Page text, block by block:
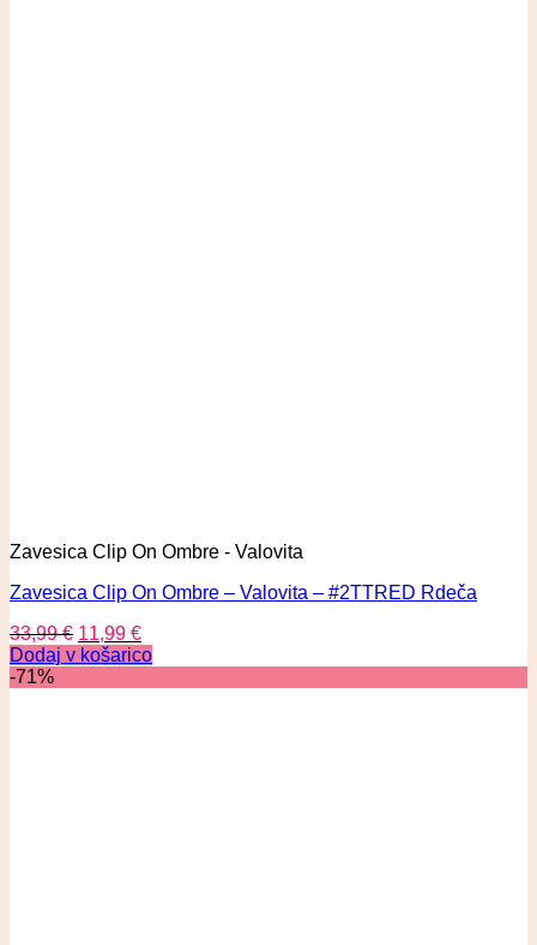
Zavesica Clip On Ombre - Valovita
Zavesica Clip On Ombre – Valovita – #2TTRED Rdeča
33,99€ 11,99 €
Dodaj v košarico
-71%